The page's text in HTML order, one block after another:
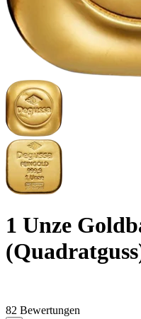
1 Unze
82 Bewertungen